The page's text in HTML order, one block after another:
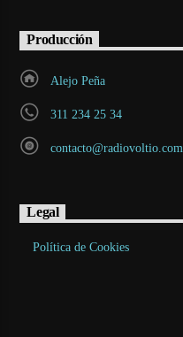
Producción
Alejo Peña
311 234 25 34
contacto@radiovoltio.com
Legal
Política de Cookies